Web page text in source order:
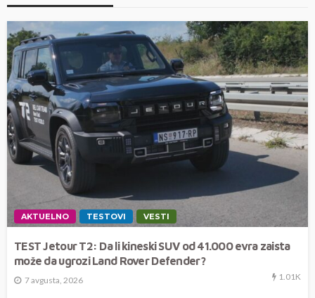
AKTUELNO TESTOVI VESTI
TEST Jetour T2: Da li kineski SUV od 41.000 evra zaista
može da ugrozi Land Rover Defender?
7 avgusta, 2026 1.01K